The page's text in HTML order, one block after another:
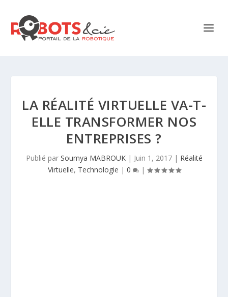
LA RÉALITÉ VIRTUELLE VA-T-
ELLE TRANSFORMER NOS
ENTREPRISES ?
Publié par Soumya MABROUK| Juin 1, 2017| Réalité
Virtuelle, Technologie | 0 |